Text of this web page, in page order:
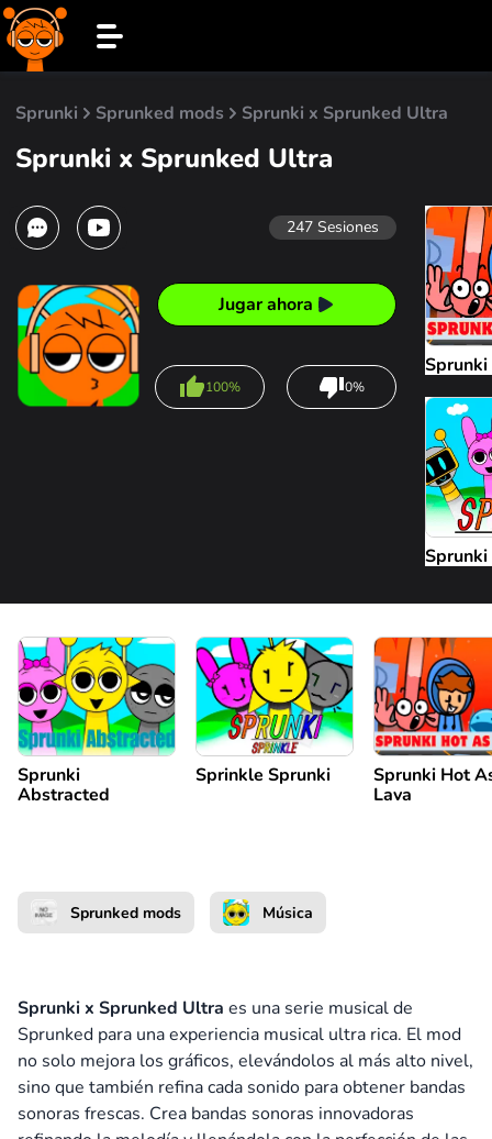
Sprunki Sprunked mods Sprunki x Sprunked Ultra
Sprunki x Sprunked Ultra
247 Sesiones
Jugar ahora
100% 0%
Sprunki
Sprunki
Sprunki
Abstracted
Sprinkle Sprunki
Sprunki Hot
Lava
Sprunked mods Música
Sprunki x Sprunked Ultra es una serie musical de
Sprunked para una experiencia musical ultra rica. El mod
no solo mejora los gráficos, elevándolos al más alto nivel,
sino que también refina cada sonido para obtener bandas
sonoras frescas. Crea bandas sonoras innovadoras